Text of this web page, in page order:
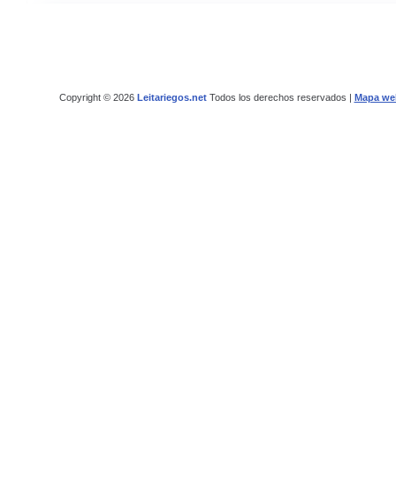
Copyright © 2026 Leitariegos.netTodos los derechos reservados | Mapa